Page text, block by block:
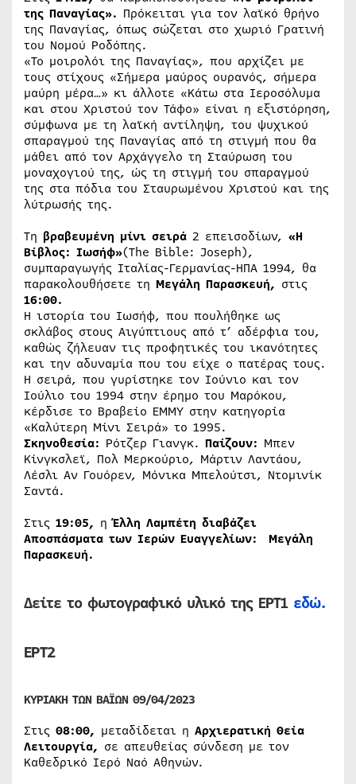
της Παναγίας». Πρόκειται για τον λαϊκό θρήνο
της Παναγίας, όπως σώζεται στο χωριό Γρατινή
του Νομού Ροδόπης.
«Το μοιρολόι της Παναγίας», που αρχίζει με
τους στίχους «Σήμερα μαύρος ουρανός, σήμερα
μαύρη μέρα…» κι άλλοτε «Κάτω στα Ιεροσόλυμα
και στου Χριστού τον Τάφο» είναι η εξιστόρηση,
σύμφωνα με τη λαϊκή αντίληψη, του ψυχικού
σπαραγμού της Παναγίας από τη στιγμή που θα
μάθει από τον Αρχάγγελο τη Σταύρωση του
μοναχογιού της, ώς τη στιγμή του σπαραγμού
της στα πόδια του Σταυρωμένου Χριστού και της
λύτρωσής της.
Τη βραβευμένη μίνι σειρά 2 επεισοδίων, «Η
Βίβλος: Ιωσήφ»(The Bible: Joseph),
συμπαραγωγής Ιταλίας-Γερμανίας-ΗΠΑ 1994, θα
παρακολουθήσετε τη Μεγάλη Παρασκευή, στις
16:00.
Η ιστορία του Ιωσήφ, που πουλήθηκε ως
σκλάβος στους Αιγύπτιους από τ’ αδέρφια του,
καθώς ζήλευαν τις προφητικές του ικανότητες
και την αδυναμία που του είχε ο πατέρας τους.
Η σειρά, που γυρίστηκε τον Ιούνιο και τον
Ιούλιο του 1994 στην έρημο του Μαρόκου,
κέρδισε το Βραβείο ΕΜΜΥ στην κατηγορία
«Καλύτερη Μίνι Σειρά» το 1995.
Σκηνοθεσία: Ρότζερ Γιανγκ. Παίζουν: Μπεν
Κίνγκσλεϊ, Πολ Μερκούριο, Μάρτιν Λαντάου,
Λέσλι Αν Γουόρεν, Μόνικα Μπελούτσι, Ντομινίκ
Σαντά.
Στις 19:05, ηΈλλη Λαμπέτη διαβάζει
Αποσπάσματα των Ιερών Ευαγγελίων: Μεγάλη
Παρασκευή.
Δείτε το φωτογραφικό υλικό της ΕΡΤ1 εδώ.
ΕΡΤ2
ΚΥΡΙΑΚΗ ΤΩΝ ΒΑΪΩΝ 09/04/2023
Στις 08:00, μεταδίδεται η Αρχιερατική Θεία
Λειτουργία, σε απευθείας σύνδεση με τον
Καθεδρικό Ιερό Ναό Αθηνών.